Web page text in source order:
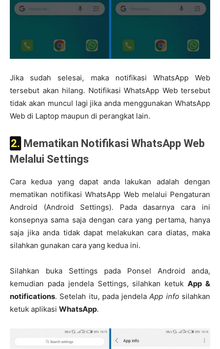
Jika sudah selesai, maka notifikasi WhatsApp Web
tersebut akan hilang. Notifikasi WhatsApp Web tersebut
tidak akan muncul lagi jika anda menggunakan WhatsApp
Web di Laptop maupun di perangkat lain.
2. Mematikan Notifikasi WhatsApp Web
Melalui Settings
Cara kedua yang dapat anda lakukan adalah dengan
mematikan notifikasi WhatsApp Web melalui Pengaturan
Android (Android Settings). Pada dasarnya cara ini
konsepnya sama saja dengan cara yang pertama, hanya
saja jika anda tidak dapat melakukan cara diatas, maka
silahkan gunakan cara yang kedua ini.
Silahkan buka Settings pada Ponsel Android anda,
kemudian pada jendela Settings, silahkan ketukApp &
notifications. Setelah itu, pada jendelaApp infosilahkan
ketuk aplikasi WhatsApp.